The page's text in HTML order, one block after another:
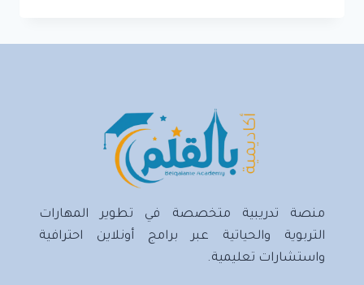
منصة تدريبية متخصصة في تطوير المهارات
التربوية والحياتية عبر برامج أونلاين احترافية
واستشارات تعليمية.